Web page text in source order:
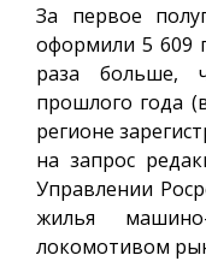
За первое
оформили 5 609
раза больше,
прошлого года
регионе
на запрос
Управлении
жилья
локомотивом